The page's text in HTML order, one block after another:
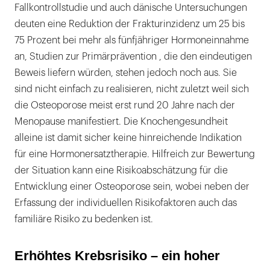
Fallkontrollstudie und auch dänische Untersuchungen
deuten eine Reduktion der Frakturinzidenz um 25 bis
75 Prozent bei mehr als fünfjähriger Hormoneinnahme
an, Studien zur Primärprävention , die den eindeutigen
Beweis liefern würden, stehen jedoch noch aus. Sie
sind nicht einfach zu realisieren, nicht zuletzt weil sich
die Osteoporose meist erst rund 20 Jahre nach der
Menopause manifestiert. Die Knochengesundheit
alleine ist damit sicher keine hinreichende Indikation
für eine Hormonersatztherapie. Hilfreich zur Bewertung
der Situation kann eine Risikoabschätzung für die
Entwicklung einer Osteoporose sein, wobei neben der
Erfassung der individuellen Risikofaktoren auch das
familiäre Risiko zu bedenken ist.
Erhöhtes Krebsrisiko – ein hoher